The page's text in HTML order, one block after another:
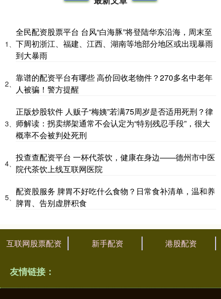
1、
全民配资股票平台 台风“白海豚”将登陆华东沿海，周末至
下周初浙江、福建、江西、湖南等地部分地区或出现暴雨
到大暴雨
2、
靠谱的配资平台有哪些 高价回收老物件？270多名中老年
人被骗！警方提醒
3、
正版炒股软件 人贩子“梅姨”若满75周岁是否适用死刑？律
师解读：拐卖绑架通常不会认定为“特别残忍手段”，很大
概率不会被判处死刑
4、
投查查配资平台 一杯代茶饮，健康在身边——德州市中医
院代茶饮上线互联网医院
5、
配资股服务 脾胃不好吃什么食物？日常食补清单，温和养
脾胃、告别虚胖积食
互联网股票配资 新手配资 港股配资
友情链接：